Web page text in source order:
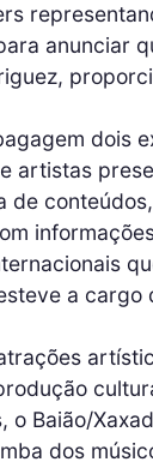
anunciar
dois
artistas
de
a cargo
o Baião/
dos